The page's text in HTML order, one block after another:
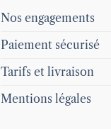
Nos engagements
Paiement sécurisé
Tarifs et livraison
Mentions légales